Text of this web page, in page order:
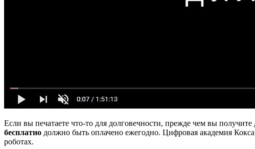
Если вы печатаете что-то для долговечности, прежде чем вы
бесплатно должно быть оплачено ежегодно. Цифровая академия
роботах.